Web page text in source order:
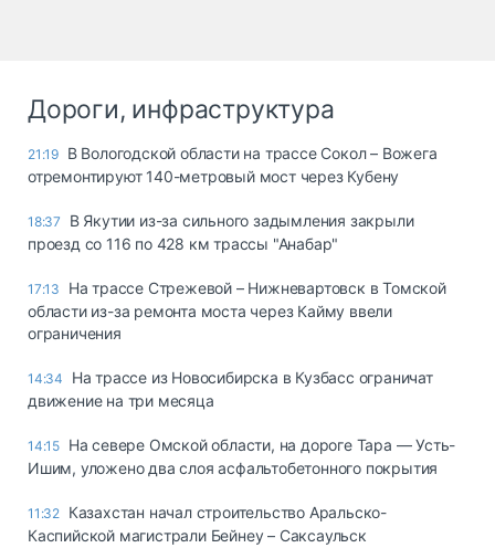
Дороги, инфраструктура
21:19 В Вологодской области на трассе Сокол – Вожега
отремонтируют 140-метровый мост через Кубену
18:37
В Якутии из-за сильного задымления закрыли
проезд со 116 по 428 км трассы "Анабар"
17:13
На трассе Стрежевой – Нижневартовск в Томской
области из-за ремонта моста через Кайму ввели
ограничения
14:34
На трассе из Новосибирска в Кузбасс ограничат
движение на три месяца
14:15 На севере Омской области, на дороге Тара — Усть-
Ишим, уложено два слоя асфальтобетонного покрытия
11:32 Казахстан начал строительство Аральско-
Каспийской магистрали Бейнеу – Саксаульск